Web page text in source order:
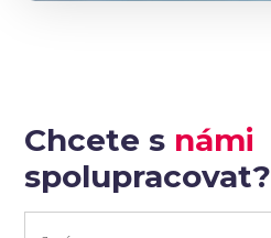
Chcete s námi
spolupracovat?